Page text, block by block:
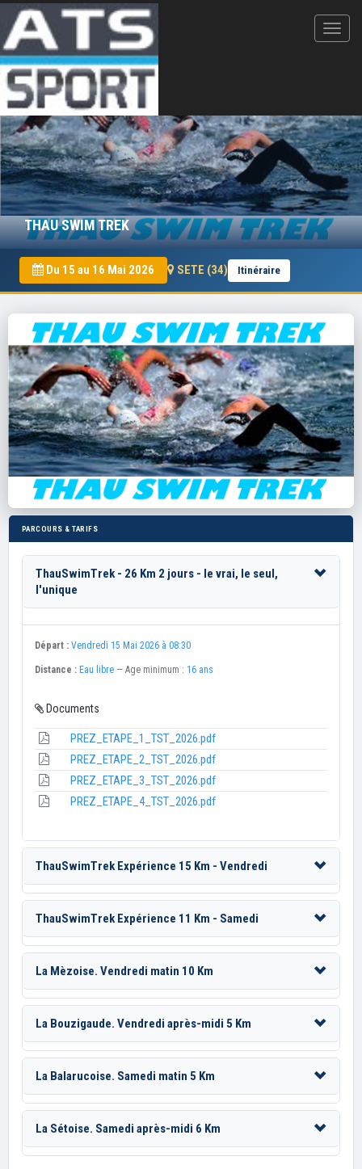
THAU SWIM TREK
Du 15 au 16 Mai 2026 SETE (34) Itinéraire
PARCOURS & TARIFS
ThauSwimTrek - 26 Km 2 jours - le vrai, le seul,
l'unique
Départ : Vendredi 15 Mai 2026 à 08:30
Distance : Eau libre — Age minimum : 16 ans
Documents
PREZ_ETAPE_1_TST_2026.pdf
PREZ_ETAPE_2_TST_2026.pdf
PREZ_ETAPE_3_TST_2026.pdf
PREZ_ETAPE_4_TST_2026.pdf
ThauSwimTrek Expérience 15 Km - Vendredi
ThauSwimTrek Expérience 11 Km - Samedi
La Mèzoise. Vendredi matin 10 Km
La Bouzigaude. Vendredi après-midi 5 Km
La Balarucoise. Samedi matin 5 Km
La Sétoise. Samedi après-midi 6 Km